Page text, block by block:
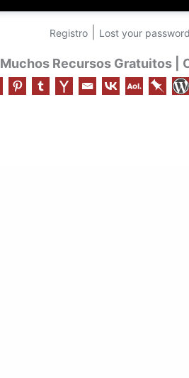
Registro| Lost your
Muchos Recursos Gratuitos |